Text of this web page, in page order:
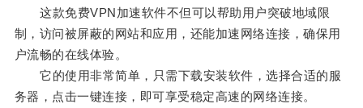
这款免费VPN加速软件不但可以帮助用户突破地域限
制，访问被屏蔽的网站和应用，还能加速网络连接，确保用
户流畅的在线体验。
它的使用非常简单，只需下载安装软件，选择合适的服
务器，点击一键连接，即可享受稳定高速的网络连接。